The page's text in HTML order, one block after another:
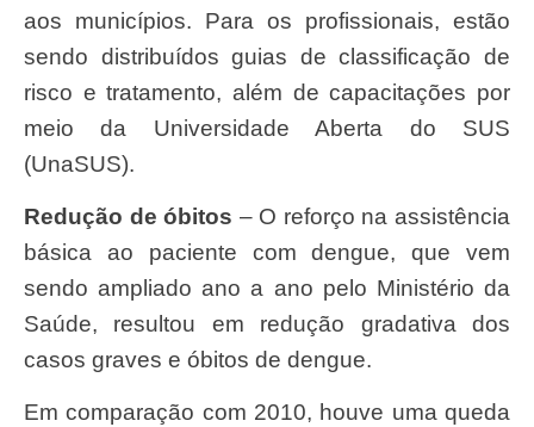
aos municípios. Para os profissionais, estão
sendo distribuídos guias de classificação de
risco e tratamento, além de capacitações por
meio da Universidade Aberta do SUS
(UnaSUS).
Redução de óbitos – O reforço na assistência
básica ao paciente com dengue, que vem
sendo ampliado ano a ano pelo Ministério da
Saúde, resultou em redução gradativa dos
casos graves e óbitos de dengue.
Em comparação com 2010, houve uma queda